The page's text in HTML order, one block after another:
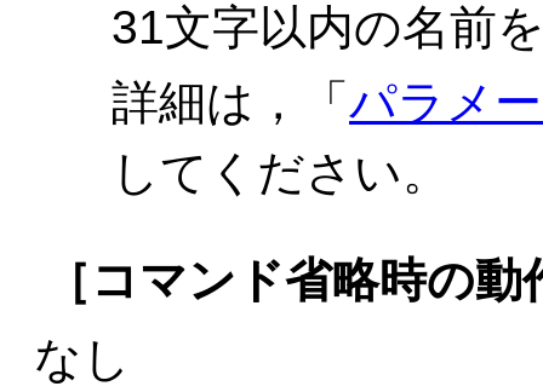
31文字以内の名前
詳細は，「 パラメ
してください。
［コマンド省略時の動
なし